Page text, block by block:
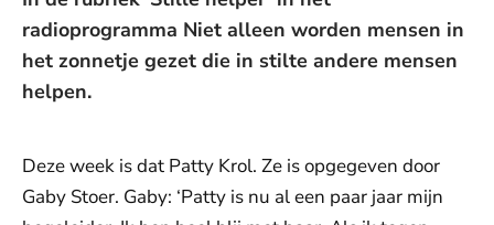
radioprogramma Niet alleen worden mensen in
het zonnetje gezet die in stilte andere mensen
helpen.
Deze week is dat Patty Krol. Ze is opgegeven door
Gaby Stoer. Gaby: ‘Patty is nu al een paar jaar mijn